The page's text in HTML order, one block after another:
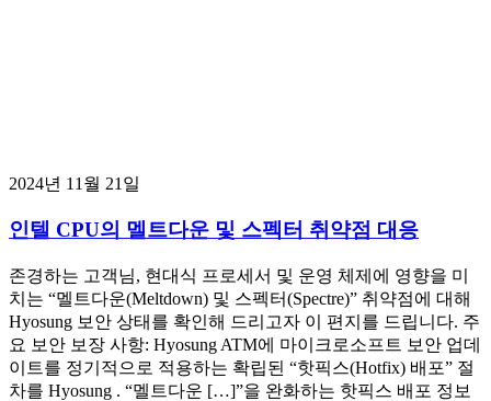
2024년 11월 21일
인텔 CPU의 멜트다운 및 스펙터 취약점 대응
존경하는 고객님, 현대식 프로세서 및 운영 체제에 영향을 미
치는 “멜트다운(Meltdown) 및 스펙터(Spectre)” 취약점에 대해
Hyosung 보안 상태를 확인해 드리고자 이 편지를 드립니다. 주
요 보안 보장 사항: Hyosung ATM에 마이크로소프트 보안 업데
이트를 정기적으로 적용하는 확립된 “핫픽스(Hotfix) 배포” 절
차를 Hyosung . “멜트다운 […]”을 완화하는 핫픽스 배포 정보